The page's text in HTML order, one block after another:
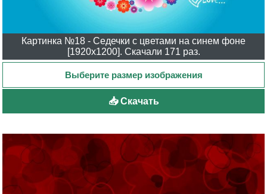
Картинка №18 - Седечки с цветами на синем фоне
[1920x1200]. Скачали 171 раз.
📥 Скачать